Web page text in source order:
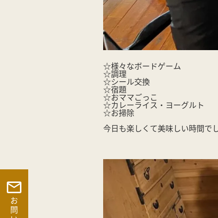
☆様々なボードゲーム
☆調理
☆シール交換
☆宿題
☆おママごっこ
☆カレーライス・ヨーグルト
☆お掃除
今日も楽しくて美味しい時間で